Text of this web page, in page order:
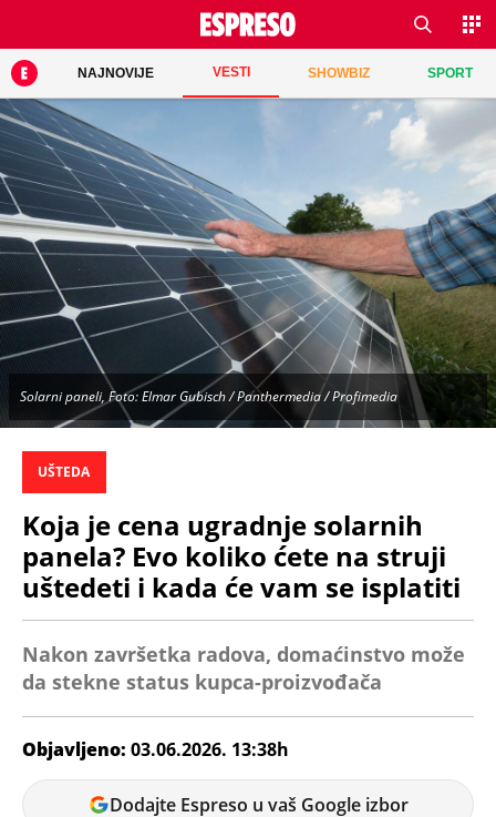
NAJNOVIJE VESTI SHOWBIZ SPORT
Solarni paneli, Foto: Elmar Gubisch / Panthermedia / Profimedia
UŠTEDA
Koja je cena ugradnje solarnih
panela? Evo koliko ćete na struji
uštedeti i kada će vam se isplatiti
Nakon završetka radova, domaćinstvo može
da stekne status kupca-proizvođača
Objavljeno: 03.06.2026. 13:38h
Ana
Dodajte Espreso u vaš Google izbor